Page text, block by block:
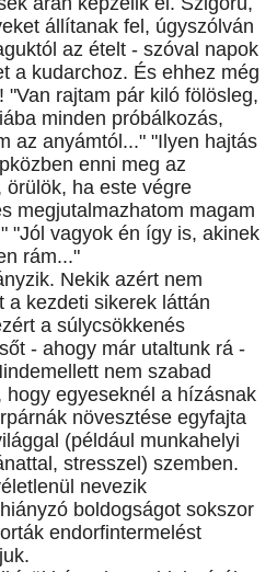
állítanak fel, úgyszólván
az ételt - szóval napok
a kudarchoz. És ehhez még
"Van rajtam pár kiló fölösleg,
minden próbálkozás,
az anyámtól..." "Ilyen hajtás
enni meg az
ha este végre
megjutalmazhatom magam
"Jól vagyok én így is, akinek
rám..."
Nekik azért nem
a kezdeti sikerek láttán
a súlycsökkenés
- ahogy már utaltunk rá -
nem szabad
egyeseknél a hízásnak
növesztése egyfajta
(például munkahelyi
stresszel) szemben.
nevezik
boldogságot sokszor
endorfintermelést